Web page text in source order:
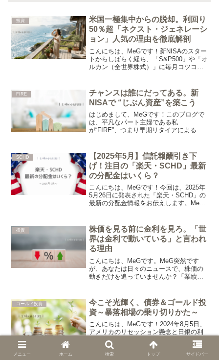
投資
米国一極集中からの脱却。利回り
50％超「ネクスト・ジェネレーシ
ョン」人気の理由を徹底解剖
こんにちは、MeGです！新NISAのスター
トからしばらく経ち、「S&P500」や「オ
ルカン（全世界株式）」に毎月コツコツ
てくると、今の自分のポートフォリオ、
実はアメリカ...
FIRE
チャンスは誰にだってある。新
NISAで “じぶん資産”を築こう
はじめまして、MeGです！このブログで
は、平凡なパート主婦である私
が“FIRE”、つまり早期リタイアによる経
に取り組む日々を綴っていきます。子供
の教育資金やマイホー...
SCHD
【2025年5月】信託報酬引き下
げ！注目の「楽天・SCHD」最新
の分配金はいくら？
こんにちは、MeGです！今回は、2025年
5月26日に発表された「楽天・SCHD」の
最新の分配金情報をお伝えします。MeG
の分配金が出たのか？気になっている人
も多い...
投資
株価を見る前に金利を見ろ。「世
界は金利で動いている」と言われ
る理由
こんにちは、MeGです。MeG突然です
が、あなたは日々のニュースで、株価の
動きだけを追っていませんか？「業績は
相場が動意づいた？」そんな疑問を持っ
たとき、真っ先に見るべきな...
ゴールド投資
今こそ光輝く、債券＆ゴールド投
資～暴落相場の乗り切りかた～
こんにちは、MeGです！2024年8月5日、
アメリカのリセッション懸念と日銀の利
上げをきっかけとして、世界の株式相場
は大きな下落に見舞われました。MeG投
資から早くも撤退する新NISA民が続出、
メニュー ホーム 検索 トップ サイドバー